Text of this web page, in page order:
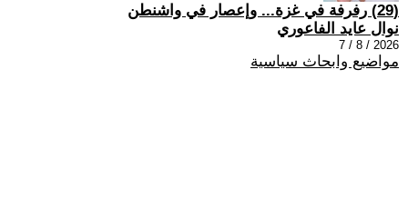
(29) رفرفة في غزة... وإعصار في واشنطن
نوال عايد الفاعوري
2026 / 8 / 7
مواضيع وابحاث سياسية